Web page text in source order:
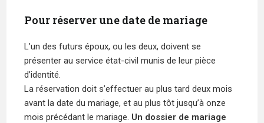
Pour réserver une date de mariage
L’un des futurs époux, ou les deux, doivent se
présenter au service état-civil munis de leur pièce
d’identité.
La réservation doit s’effectuer au plus tard deux mois
avant la date du mariage, et au plus tôt jusqu’à onze
mois précédant le mariage. Un dossier de mariage